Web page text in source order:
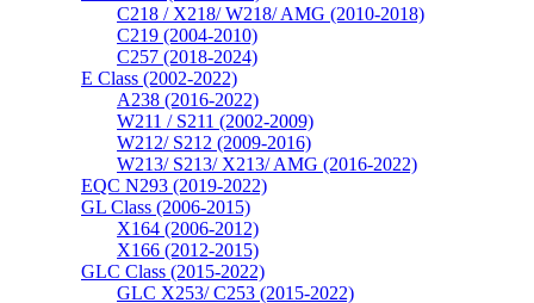
C218 / X218/ W218/ AMG (2010-2018)
C219 (2004-2010)
C257 (2018-2024)
E Class (2002-2022)
A238 (2016-2022)
W211 / S211 (2002-2009)
W212/ S212 (2009-2016)
W213/ S213/ X213/ AMG (2016-2022)
EQC N293 (2019-2022)
GL Class (2006-2015)
X164 (2006-2012)
X166 (2012-2015)
GLC Class (2015-2022)
GLC X253/ C253 (2015-2022)